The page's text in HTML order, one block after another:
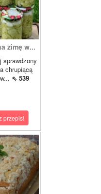
zimę w...
sprawdzony
chrupiącą
⇖ 539
przepis!